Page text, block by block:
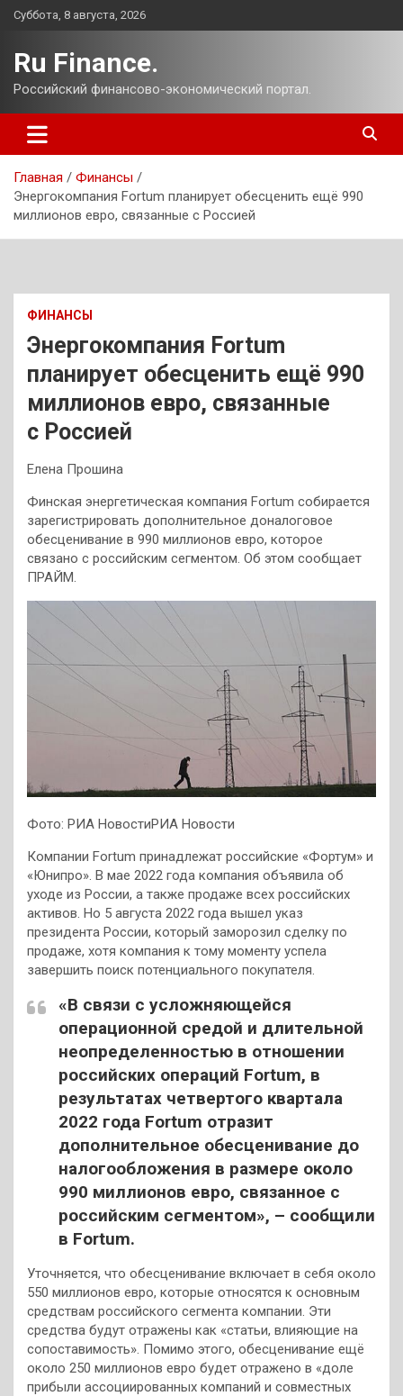
Перейти
Суббота, 8 августа, 2026
Ru Finance.
Российский финансово-экономический портал.
Главная
Финансы
Энергокомпания Fortum планирует обесценить ещё 990
миллионов евро, связанные с Россией
ФИНАНСЫ
Энергокомпания Fortum
планирует обесценить ещё 990
миллионов евро, связанные
с Россией
Елена Прошина
Финская энергетическая компания Fortum собирается
зарегистрировать дополнительное доналоговое
обесценивание в 990 миллионов евро, которое
связано с российским сегментом. Об этом сообщает
ПРАЙМ.
Фото: РИА НовостиРИА Новости
Компании Fortum принадлежат российские «Фортум» и
«Юнипро». В мае 2022 года компания объявила об
уходе из России, а также продаже всех российских
активов. Но 5 августа 2022 года вышел указ
президента России, который заморозил сделку по
продаже, хотя компания к тому моменту успела
завершить поиск потенциального покупателя.
«В связи с усложняющейся
операционной средой и длительной
неопределенностью в отношении
российских операций Fortum, в
результатах четвертого квартала
2022 года Fortum отразит
дополнительное обесценивание до
налогообложения в размере около
990 миллионов евро, связанное с
российским сегментом», – сообщили
в Fortum.
Уточняется, что обесценивание включает в себя около
550 миллионов евро, которые относятся к основным
средствам российского сегмента компании. Эти
средства будут отражены как «статьи, влияющие на
сопоставимость». Помимо этого, обесценивание ещё
около 250 миллионов евро будет отражено в «доле
прибыли ассоциированных компаний и совместных